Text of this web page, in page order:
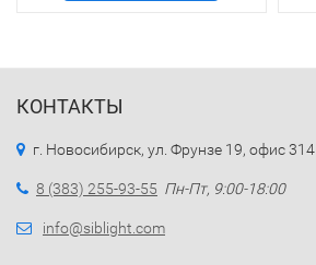
КОНТАКТЫ
г. Новосибирск, ул. Фрунзе 19, офис 314
8 (383) 255-93-55 Пн-Пт, 9:00-18:00
info@siblight.com